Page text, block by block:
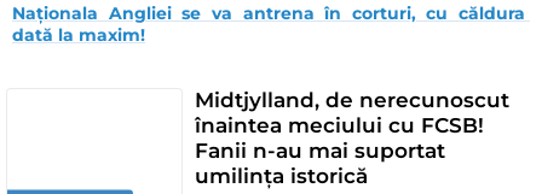
Naționala Angliei se va antrena în corturi, cu căldura
dată la maxim!
Midtjylland, de nerecunoscut
înaintea meciului cu FCSB!
Fanii n-au mai suportat
umilința istorică